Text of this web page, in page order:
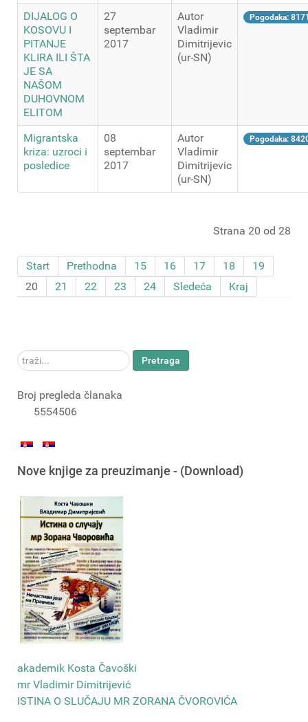
DIJALOG O
KOSOVU I
PITANJE
KLIRA ILI ŠTA
JE SA
NAŠOM
DUHOVNOM
ELITOM
27
septembar
2017
Autor
Vladimir
Dimitrijevic
(ur-SN)
Pogodaka:
Migrantska
kriza: uzroci i
posledice
08
septembar
2017
Autor
Vladimir
Dimitrijevic
(ur-SN)
Pogodaka:
Strana 20 od 28
Start Prethodna 15 16 17 18
19
20
21 22 23 24 Sledeća Kraj
traži... Pretraga
Broj pregleda članaka
5554506
Nove knjige za preuzimanje - (Download)
akademik Kosta Čavoški
mr Vladimir Dimitrijević
ISTINA O SLUČAJU MR ZORANA ČVOROVIĆA